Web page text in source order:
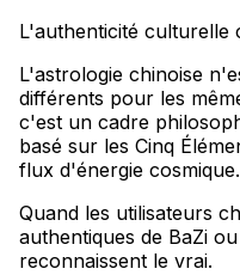
L'authenticité culturelle
L'astrologie chinoise
différents pour les
c'est un cadre
basé sur les Cinq
flux d'énergie cosmique.
Quand les utilisateurs
authentiques de BaZi
reconnaissent le vrai.